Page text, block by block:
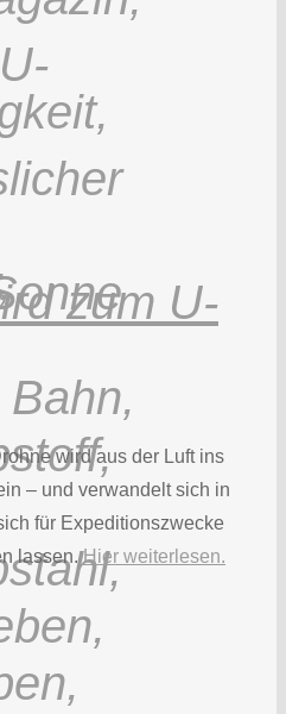
zum U-
wird aus der Luft ins
– und verwandelt sich in
für Expeditionszwecke
lassen.Hier weiterlesen.